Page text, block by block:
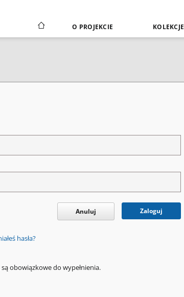
O PROJEKCIE KOLEKCJE
Anuluj Zaloguj
hasła?
obowiązkowe do wypełnienia.